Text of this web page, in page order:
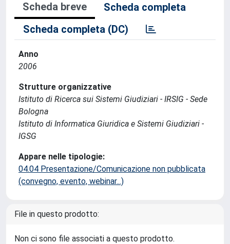
Scheda breve
Scheda completa
Scheda completa (DC)
Anno
2006
Strutture organizzative
Istituto di Ricerca sui Sistemi Giudiziari - IRSIG - Sede
Bologna
Istituto di Informatica Giuridica e Sistemi Giudiziari -
IGSG
Appare nelle tipologie:
04.04 Presentazione/Comunicazione non pubblicata
(convegno, evento, webinar...)
File in questo prodotto:
Non ci sono file associati a questo prodotto.